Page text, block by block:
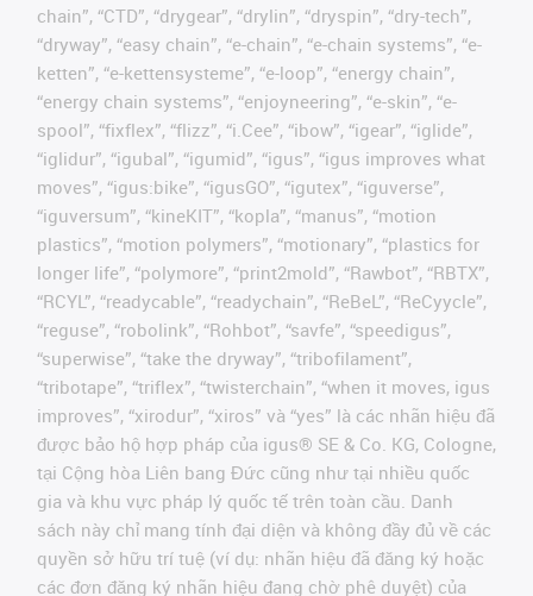
chain”, “CTD”, “drygear”, “drylin”, “dryspin”, “dry-tech”,
“dryway”, “easy chain”, “e-chain”, “e-chain systems”, “e-
ketten”, “e-kettensysteme”, “e-loop”, “energy chain”,
“energy chain systems”, “enjoyneering”, “e-skin”, “e-
spool”, “fixflex”, “flizz”, “i.Cee”, “ibow”, “igear”, “iglide”,
“iglidur”, “igubal”, “igumid”, “igus”, “igus improves what
moves”, “igus:bike”, “igusGO”, “igutex”, “iguverse”,
“iguversum”, “kineKIT”, “kopla”, “manus”, “motion
plastics”, “motion polymers”, “motionary”, “plastics for
longer life”, “polymore”, “print2mold”, “Rawbot”, “RBTX”,
“RCYL”, “readycable”, “readychain”, “ReBeL”, “ReCyycle”,
“reguse”, “robolink”, “Rohbot”, “savfe”, “speedigus”,
“superwise”, “take the dryway”, “tribofilament”,
“tribotape”, “triflex”, “twisterchain”, “when it moves, igus
improves”, “xirodur”, “xiros” và “yes” là các nhãn hiệu đã
được bảo hộ hợp pháp của igus® SE & Co. KG, Cologne,
tại Cộng hòa Liên bang Đức cũng như tại nhiều quốc
gia và khu vực pháp lý quốc tế trên toàn cầu. Danh
sách này chỉ mang tính đại diện và không đầy đủ về các
quyền sở hữu trí tuệ (ví dụ: nhãn hiệu đã đăng ký hoặc
các đơn đăng ký nhãn hiệu đang chờ phê duyệt) của